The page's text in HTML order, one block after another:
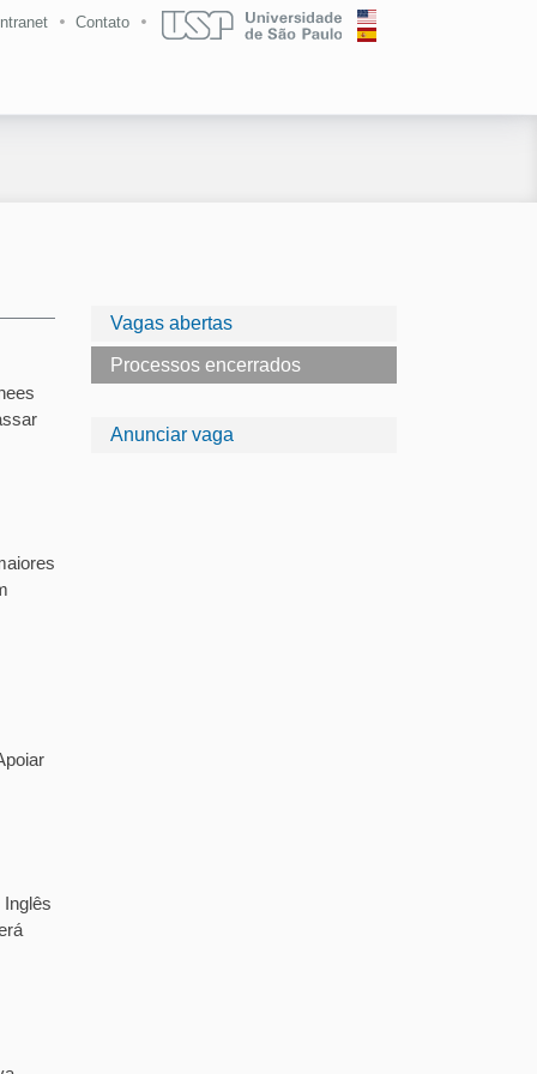
Intranet Contato
Vagas abertas
Processos encerrados
Anunciar vaga